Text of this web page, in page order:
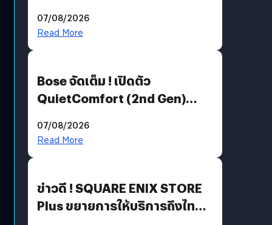
มีภาษาไทยด้วย
07/08/2026
Read More
Bose จัดเต็ม ! เปิดตัว
QuietComfort (2nd Gen)
07/08/2026
Read More
ข่าวดี ! SQUARE ENIX STORE
Plus ขยายการให้บริการถึงไทย